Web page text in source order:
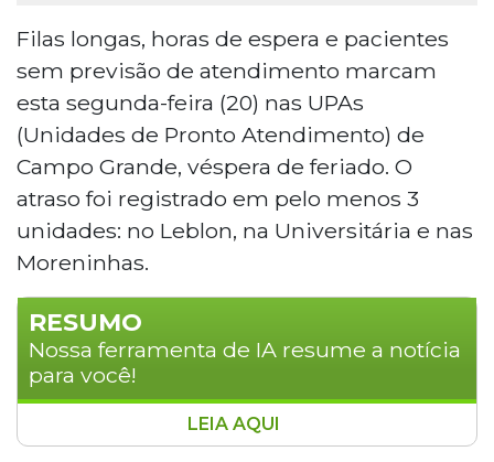
Filas longas, horas de espera e pacientes
sem previsão de atendimento marcam
esta segunda-feira (20) nas UPAs
(Unidades de Pronto Atendimento) de
Campo Grande, véspera de feriado. O
atraso foi registrado em pelo menos 3
unidades: no Leblon, na Universitária e nas
Moreninhas.
RESUMO
Nossa ferramenta de IA resume a notícia
para você!
UPAs de Campo Grande registram longas
LEIA AQUI